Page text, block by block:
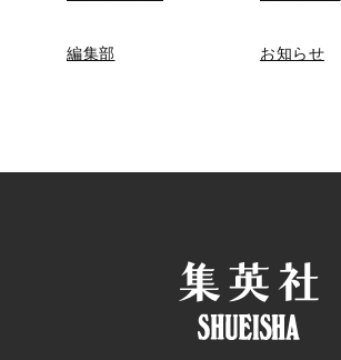
編集部 お知らせ